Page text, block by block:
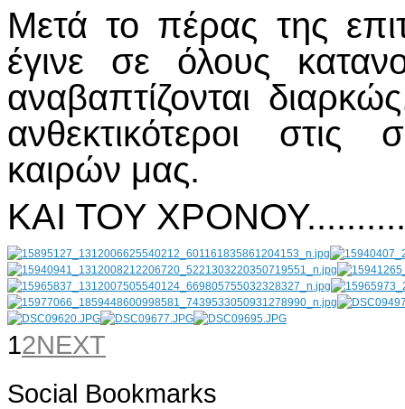
Μετά το πέρας της
έγινε σε όλους
αναβαπτίζονται
ανθεκτικότεροι
καιρών μας.
ΚΑΙ ΤΟΥ
12NEXT
AdmirorGallery 4.5.0, author/s Vasiljevski& Kekeljevic
Social Bookmarks